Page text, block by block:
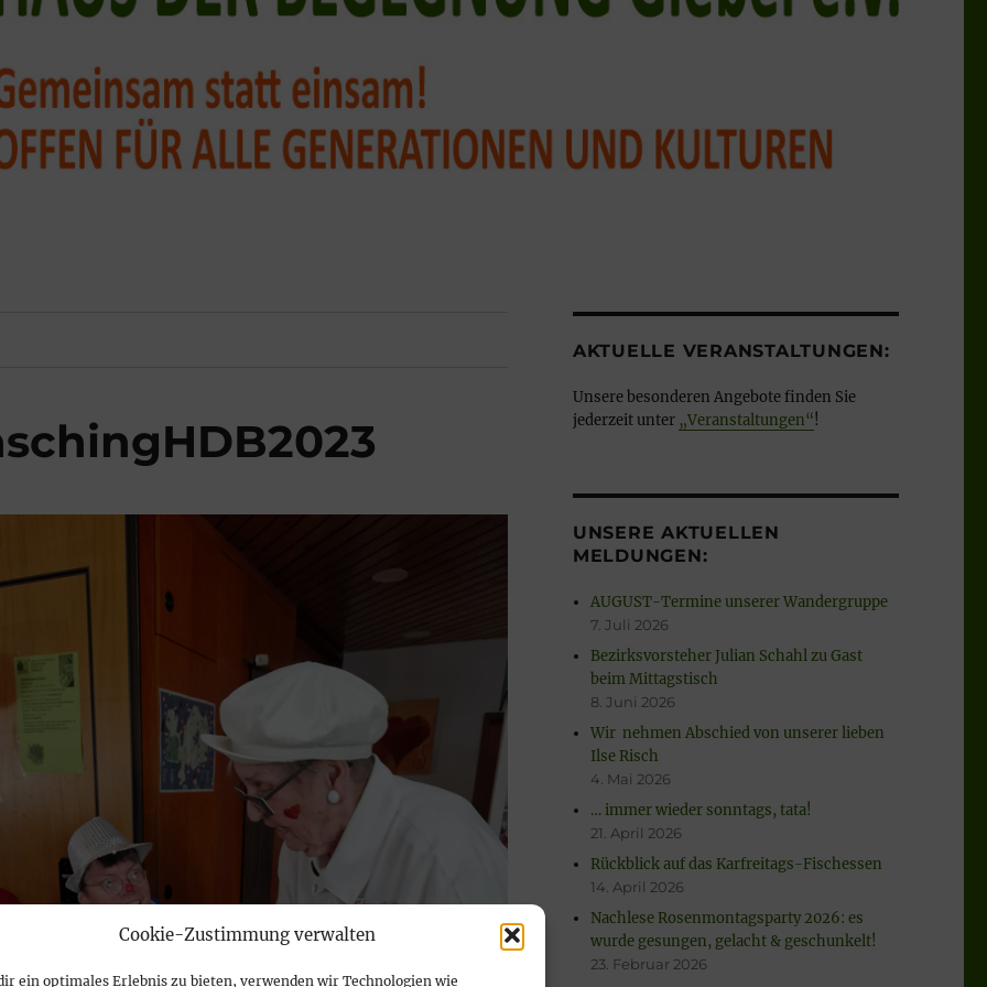
Cookie-Zustimmung verwalten
ein optimales Erlebnis zu bieten, verwenden wir Technologien wie
AKTUELLE VERANSTALTUNGEN:
Unsere besonderen Angebote finden Sie
jederzeit unter „Veranstaltungen“!
UNSERE AKTUELLEN
MELDUNGEN:
AUGUST-Termine unserer Wandergruppe
7. Juli 2026
Bezirksvorsteher Julian Schahl zu Gast
beim Mittagstisch
8. Juni 2026
Wir nehmen Abschied von unserer lieben
Ilse Risch
4. Mai 2026
… immer wieder sonntags, tata!
21. April 2026
Rückblick auf das Karfreitags-Fischessen
14. April 2026
Nachlese Rosenmontagsparty 2026: es
wurde gesungen, gelacht & geschunkelt!
23. Februar 2026